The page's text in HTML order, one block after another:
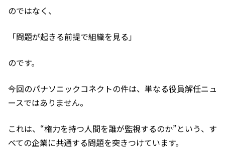
のではなく、
「問題が起きる前提で組織を見る」
のです。
今回のパナソニックコネクトの件は、単なる役員解任ニュ
ースではありません。
これは、“権力を持つ人間を誰が監視するのか”という、す
べての企業に共通する問題を突きつけています。